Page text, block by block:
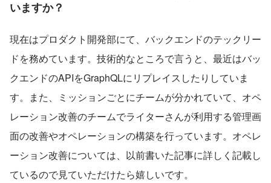
いますか？
現在はプロダクト開発部にて、バックエンドのテックリー
ドを務めています。技術的なところで言うと、最近はバッ
クエンドのAPIをGraphQLにリプレイスしたりしていま
す。また、ミッションごとにチームが分かれていて、オペ
レーション改善のチームでライターさんが利用する管理画
面の改善やオペレーションの構築を行っています。オペレ
ーション改善については、以前書いた記事に詳しく記載し
ているので見ていただけたら嬉しいです。